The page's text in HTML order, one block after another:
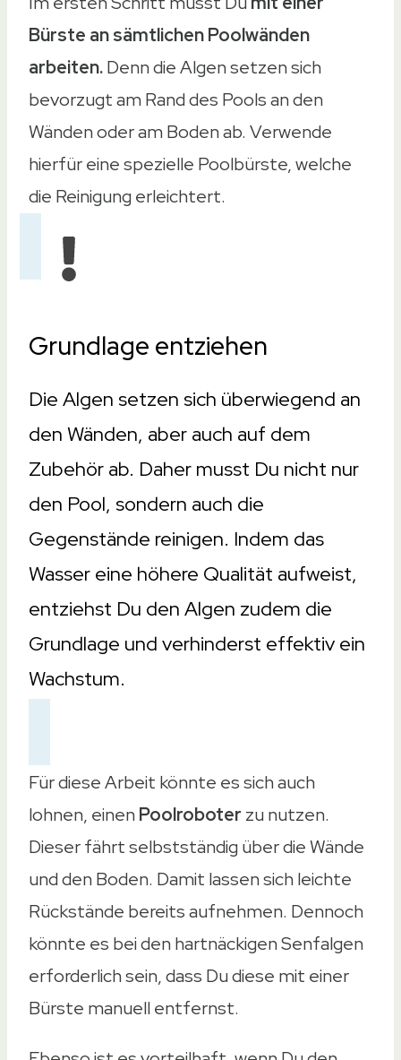
Bürste an sämtlichen Poolwänden
arbeiten.Denn die Algen setzen sich
bevorzugt am Rand des Pools an den
Wänden oder am Boden ab. Verwende
hierfür eine spezielle Poolbürste, welche
die Reinigung erleichtert.
Grundlage entziehen
Die Algen setzen sich überwiegend an
den Wänden, aber auch auf dem
Zubehör ab. Daher musst Du nicht nur
den Pool, sondern auch die
Gegenstände reinigen. Indem das
Wasser eine höhere Qualität aufweist,
entziehst Du den Algen zudem die
Grundlage und verhinderst effektiv ein
Wachstum.
Für diese Arbeit könnte es sich auch
lohnen, einenPoolroboter zu nutzen.
Dieser fährt selbstständig über die Wände
und den Boden. Damit lassen sich leichte
Rückstände bereits aufnehmen. Dennoch
könnte es bei den hartnäckigen Senfalgen
erforderlich sein, dass Du diese mit einer
Bürste manuell entfernst.